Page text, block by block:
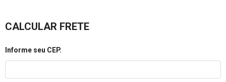
CALCULAR FRETE
Informe seu CEP.